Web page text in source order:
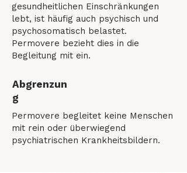
gesundheitlichen Einschränkungen
lebt, ist häufig auch psychisch und
psychosomatisch belastet.
Permovere bezieht dies in die
Begleitung mit ein.
Abgrenzun
g
Permovere begleitet keine Menschen
mit rein oder überwiegend
psychiatrischen Krankheitsbildern.